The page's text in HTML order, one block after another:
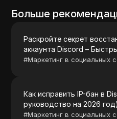
Больше
Раскройте секрет
аккаунта Discord –
#Маркетинг в социальных
Как исправить IP-бан в
руководство на 2026 год)
#Маркетинг в социальных